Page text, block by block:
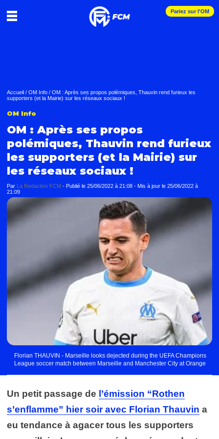
Pariez sur l'OM
Accueil / OM Info / OM : Après ses propos polémiques, Thauvin rend furieux les
supporters (et la Mairie) sur les réseaux sociaux !
OM Info
OM : Après ses propos
polémiques, Thauvin rend furieux
les supporters (et la Mairie) sur
les réseaux sociaux !
Par La Redaction FCM - Publié le 25/06/2022 à 21:08 - Mis à jour le 25/06/2022 à
21:09
Florian THAUVIN - Marseille looks dejected during the UEFA Champions
League soccer match between Marseille and Manchester City at Orange
Un petit passage de l’émission “Rothen
s’enflamme” hier soir avec Florian Thauvin a
eu tendance à agacer tous les supporters